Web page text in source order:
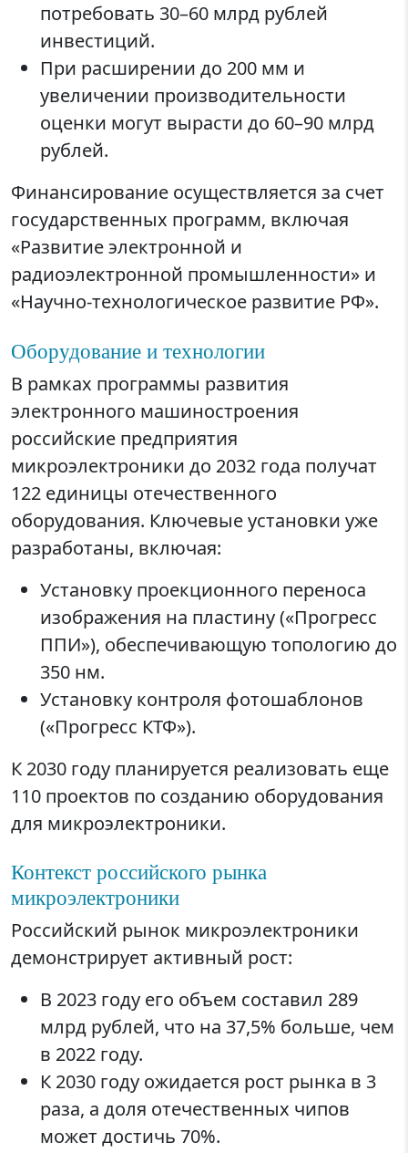
потребовать 30–60 млрд рублей
инвестиций.
При расширении до 200 мм и
увеличении производительности
оценки могут вырасти до 60–90 млрд
рублей.
Финансирование осуществляется за счет
государственных программ, включая
«Развитие электронной и
радиоэлектронной промышленности» и
«Научно-технологическое развитие РФ».
Оборудование и технологии
В рамках программы развития
электронного машиностроения
российские предприятия
микроэлектроники до 2032 года получат
122 единицы отечественного
оборудования. Ключевые установки уже
разработаны, включая:
Установку проекционного переноса
изображения на пластину («Прогресс
ППИ»), обеспечивающую топологию до
350 нм.
Установку контроля фотошаблонов
(«Прогресс КТФ»).
К 2030 году планируется реализовать еще
110 проектов по созданию оборудования
для микроэлектроники.
Контекст российского рынка
микроэлектроники
Российский рынок микроэлектроники
демонстрирует активный рост:
В 2023 году его объем составил 289
млрд рублей, что на 37,5% больше, чем
в 2022 году.
К 2030 году ожидается рост рынка в 3
раза, а доля отечественных чипов
может достичь 70%.